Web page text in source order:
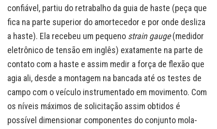
confiável, partiu do retrabalho da guia de haste (peça que
fica na parte superior do amortecedor e por onde desliza
a haste). Ela recebeu um pequeno strain gauge(medidor
eletrônico de tensão em inglês) exatamente na parte de
contato com a haste e assim medir a força de flexão que
agia ali, desde a montagem na bancada até os testes de
campo com o veículo instrumentado em movimento. Com
os níveis máximos de solicitação assim obtidos é
possível dimensionar componentes do conjunto mola-